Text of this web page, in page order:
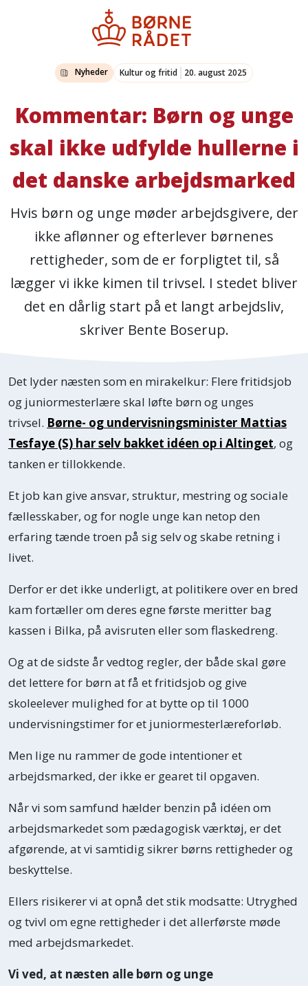
Nyheder Kultur og fritid 20. august 2025
Kommentar: Børn og unge
skal ikke udfylde hullerne i
det danske arbejdsmarked
Hvis børn og unge møder arbejdsgivere, der
ikke aflønner og efterlever børnenes
rettigheder, som de er forpligtet til, så
lægger vi ikke kimen til trivsel. I stedet bliver
det en dårlig start på et langt arbejdsliv,
skriver Bente Boserup.
Det lyder næsten som en mirakelkur: Flere fritidsjob
og juniormesterlære skal løfte børn og unges
trivsel. Børne- og undervisningsminister Mattias
Tesfaye (S) har selv bakket idéen op i Altinget, og
tanken er tillokkende.
Et job kan give ansvar, struktur, mestring og sociale
fællesskaber, og for nogle unge kan netop den
erfaring tænde troen på sig selv og skabe retning i
livet.
Derfor er det ikke underligt, at politikere over en bred
kam fortæller om deres egne første meritter bag
kassen i Bilka, på avisruten eller som flaskedreng.
Og at de sidste år vedtog regler, der både skal gøre
det lettere for børn at få et fritidsjob og give
skoleelever mulighed for at bytte op til 1000
undervisningstimer for et juniormesterlæreforløb.
Men lige nu rammer de gode intentioner et
arbejdsmarked, der ikke er gearet til opgaven.
Når vi som samfund hælder benzin på idéen om
arbejdsmarkedet som pædagogisk værktøj, er det
afgørende, at vi samtidig sikrer børns rettigheder og
beskyttelse.
Ellers risikerer vi at opnå det stik modsatte: Utryghed
og tvivl om egne rettigheder i det allerførste møde
med arbejdsmarkedet.
Vi ved, at næsten alle børn og unge